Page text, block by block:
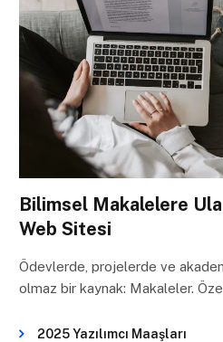
Bilimsel Makalelere
Web Sitesi
Ödevlerde, projelerde ve
olmaz bir kaynak: Makaleler.
2025 Yazılımcı Maaşları